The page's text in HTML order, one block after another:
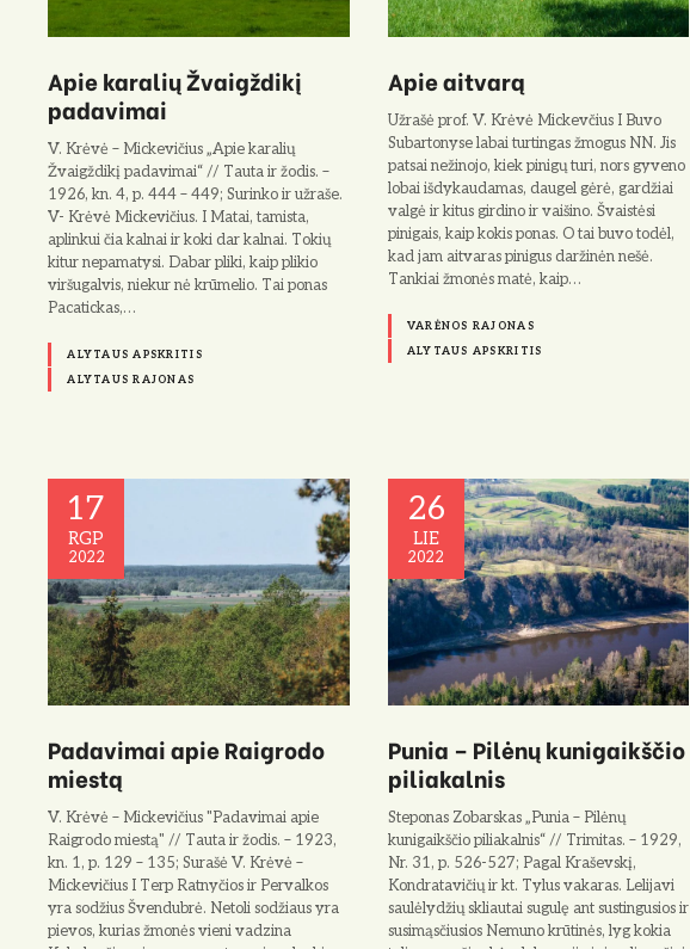
Apie karalių Žvaigždikį
padavimai
V. Krėvė – Mickevičius „Apie karalių
Žvaigždikį padavimai“ // Tauta ir žodis. –
1926, kn. 4, p. 444 – 449; Surinko ir užraše.
V- Krėvė Mickevičius. I Matai, tamista,
aplinkui čia kalnai ir koki dar kalnai. Tokių
kitur ne­pamatysi. Dabar pliki, kaip plikio
viršugalvis, niekur nė krūmelio. Tai ponas
Pacatickas,…
ALYTAUS APSKRITIS
ALYTAUS RAJONAS
Apie aitvarą
Užrašė prof. V. Krėvė Mickevčius I Buvo
Subartonyse labai turtingas žmogus NN. Jis
patsai ne­žinojo, kiek pinigų turi, nors gyveno
lobai išdykaudamas, daugel gėrė, gardžiai
valgė ir kitus girdino ir vaišino. Švaistėsi
pinigais, kaip kokis ponas. O tai buvo todėl,
kad jam aitvaras pinigus daržinėn nešė.
Tankiai žmonės matė, kaip…
VARĖNOS RAJONAS
ALYTAUS APSKRITIS
17
RGP
2022
Padavimai apie Raigrodo
miestą
V. Krėvė – Mickevičius "Padavimai apie
Raigrodo miestą" // Tauta ir žodis. – 1923,
kn. 1, p. 129 – 135; Surašė V. Krėvė –
Mickevičius I Terp Ratnyčios ir Pervalkos
yra sodžius Švendubrė. Netoli sodžiaus yra
pievos, kurias žmonės vieni vadzina
26
LIE
2022
Punia – Pilėnų kunigaikščio
piliakalnis
Steponas Zobarskas „Punia – Pilėnų
kunigaikščio piliakalnis“ // Trimitas. – 1929,
Nr. 31, p. 526-527; Pagal Kraševskį,
Kondratavičių ir kt. Tylus vakaras. Lelijavi
saulė­lydžių skliautai sugulę ant sustin­gusios ir
susimąsčiusios Nemuno krūtinės, lyg kokia